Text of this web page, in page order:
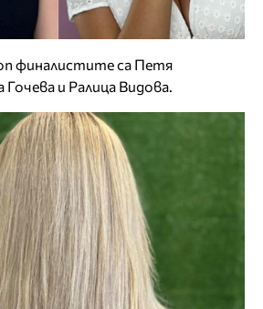
финалистите са Петя
и Ралица Видова.